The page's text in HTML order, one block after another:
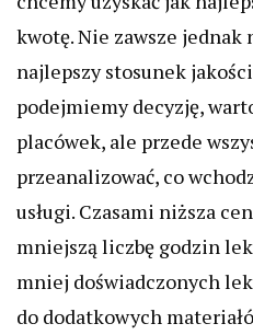
kwotę. Nie zawsze jednak
najlepszy stosunek
podejmiemy decyzję,
placówek, ale przede
przeanalizować, co
usługi. Czasami niższa
mniejszą liczbę godzin
mniej doświadczonych
do dodatkowych